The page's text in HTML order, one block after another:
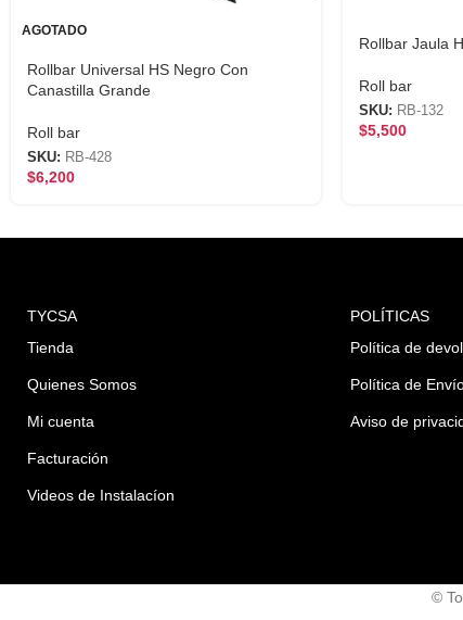
AGOTADO
Rollbar Universal HS Negro Con
Canastilla Grande
Roll bar
SKU: RB-428
$6,200
Rollbar Jaula
Roll bar
SKU: RB-132
$5,500
TYCSA
Tienda
Quienes Somos
Mi cuenta
Facturación
Videos de Instalacíon
POLÍTICAS
Política de
Política de
Aviso de
©